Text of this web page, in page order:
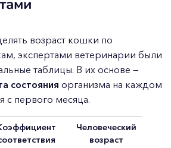
возраст кошки по
экспертами ветеринарии были
таблицы. В их основе —
состояния организма на каждом
с первого месяца.
Человеческий
возраст